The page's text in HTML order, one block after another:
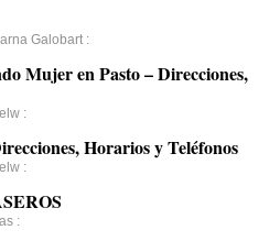
Galobart :
Mujer en Pasto – Direcciones,
:
Horarios y Teléfonos
:
: